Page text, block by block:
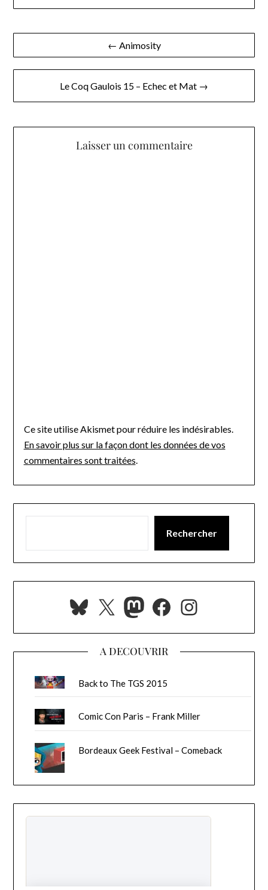
Navigation
de
← Animosity
Le Coq Gaulois 15 – Echec et Mat →
Laisser un commentaire
Ce site utilise Akismet pour réduire les indésirables.
En savoir plus sur la façon dont les données de vos
commentaires sont traitées.
Rechercher
Bluesky
X Mastodon
Facebook
A DECOUVRIR
Back to The TGS 2015
Comic Con Paris – Frank Miller
Bordeaux Geek Festival – Comeback